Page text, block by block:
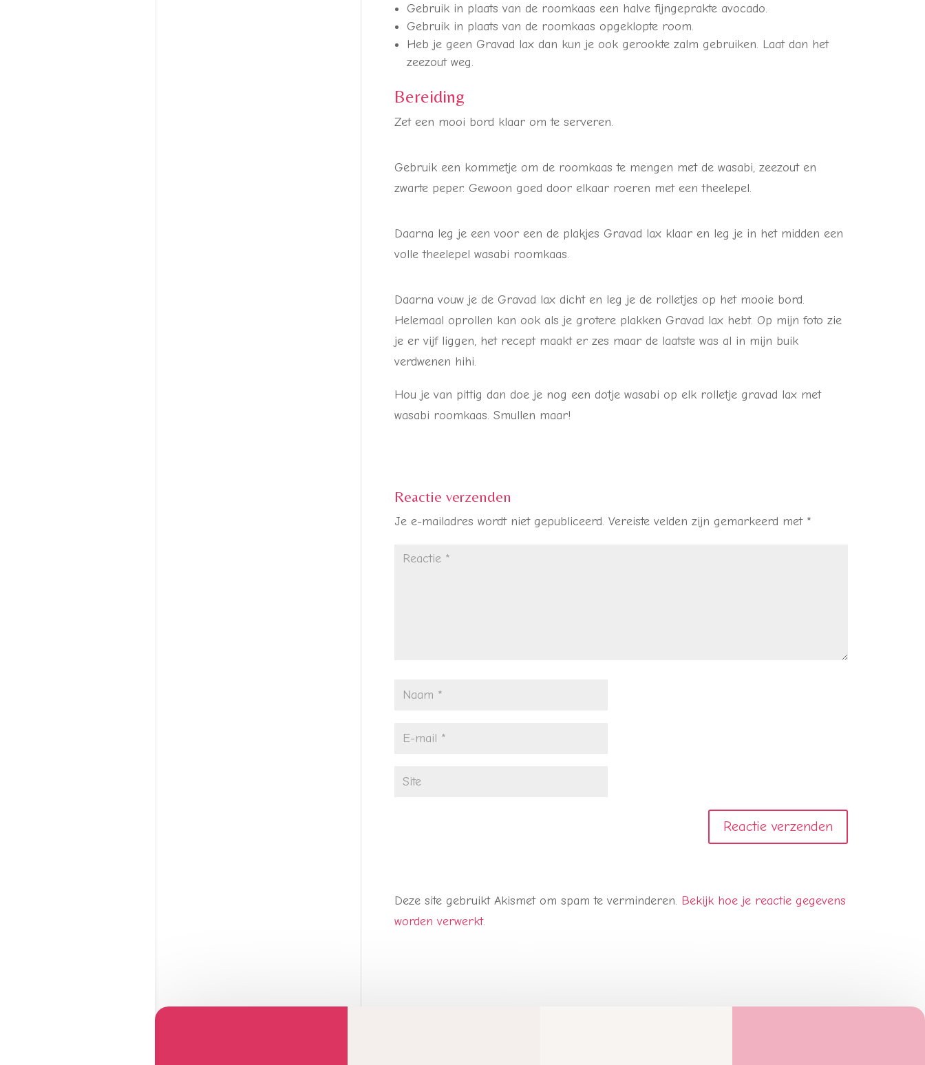
Gebruik in plaats van de roomkaas een halve fijngeprakte avocado.
Gebruik in plaats van de roomkaas opgeklopte room.
Heb je geen Gravad lax dan kun je ook gerookte zalm gebruiken. Laat dan het
zeezout weg.
Bereiding
Zet een mooi bord klaar om te serveren.
Gebruik een kommetje om de roomkaas te mengen met de wasabi, zeezout en
zwarte peper. Gewoon goed door elkaar roeren met een theelepel.
Daarna leg je een voor een de plakjes Gravad lax klaar en leg je in het midden een
volle theelepel wasabi roomkaas.
Daarna vouw je de Gravad lax dicht en leg je de rolletjes op het mooie bord.
Helemaal oprollen kan ook als je grotere plakken Gravad lax hebt. Op mijn foto zie
je er vijf liggen, het recept maakt er zes maar de laatste was al in mijn buik
verdwenen hihi.
Hou je van pittig dan doe je nog een dotje wasabi op elk rolletje gravad lax met
wasabi roomkaas. Smullen maar!
Reactie verzenden
Je e-mailadres wordt niet gepubliceerd. Vereiste velden zijn gemarkeerd met *
Deze site gebruikt Akismet om spam te verminderen. Bekijk hoe je reactie gegevens
worden verwerkt.